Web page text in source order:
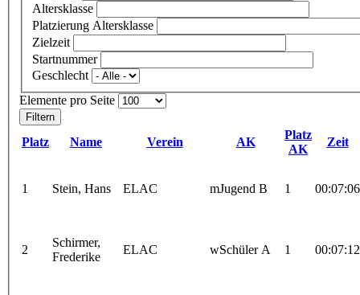
Altersklasse
Platzierung Altersklasse
Zielzeit
Startnummer
Geschlecht
Elemente pro Seite
Platz Name Verein AK
Platz
AK
Zeit
1 Stein, Hans ELAC mJugend B 1 00:07:06
2
Schirmer,
Frederike
ELAC wSchüler A 1 00:07:12